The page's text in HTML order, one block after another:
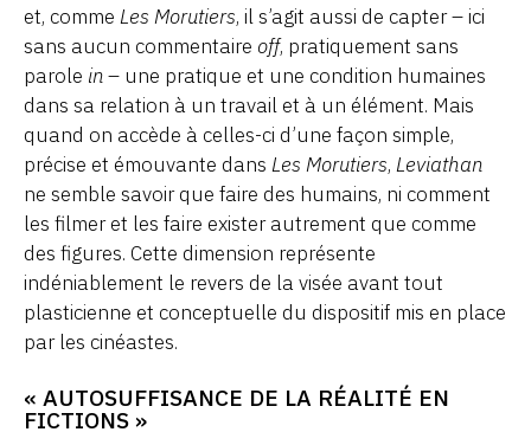
et, comme Les Morutiers, il s’agit aussi de capter – ici
sans aucun commentaire off, pratiquement sans
parole in– une pratique et une condition humaines
dans sa relation à un travail et à un élément. Mais
quand on accède à celles-ci d’une façon simple,
précise et émouvante dans Les Morutiers, Leviathan
ne semble savoir que faire des humains, ni comment
les filmer et les faire exister autrement que comme
des figures. Cette dimension représente
indéniablement le revers de la visée avant tout
plasticienne et conceptuelle du dispositif mis en place
par les cinéastes.
« AUTOSUFFISANCE DE LA RÉALITÉ EN
FICTIONS »